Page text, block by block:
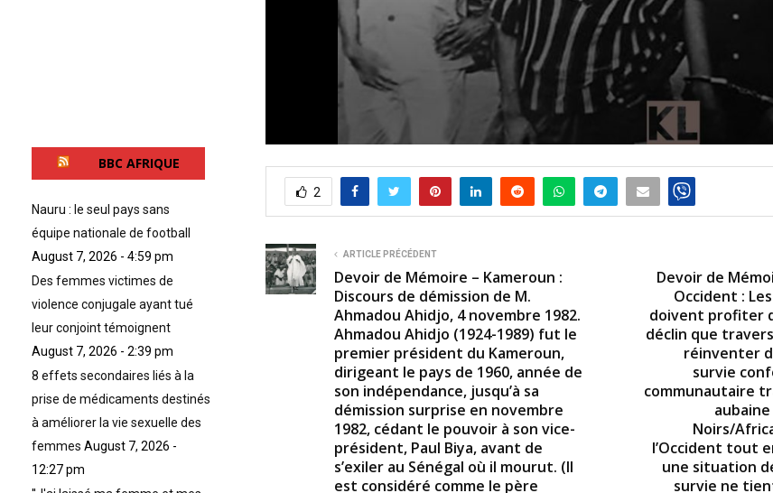
s
s
o
f
2
2
ARTICLE PRÉCÉDENT
Devoir de Mémoire – Kameroun :
Discours de démission de M.
Ahmadou Ahidjo, 4 novembre 1982.
Ahmadou Ahidjo (1924-1989) fut le
premier président du Kameroun,
dirigeant le pays de 1960, année de
son indépendance, jusqu’à sa
démission surprise en novembre
1982, cédant le pouvoir à son vice-
président, Paul Biya, avant de
s’exiler au Sénégal où il mourut. (Il
est considéré comme le père
Devoir de
Occident :
doivent profiter
déclin que
réinventer
survie
communautaire
Noirs/
l’Occident tout
une situation
survie ne
BBC AFRIQUE
Nauru : le seul pays sans
équipe nationale de football
August 7, 2026 - 4:59 pm
Des femmes victimes de
violence conjugale ayant tué
leur conjoint témoignent
August 7, 2026 - 2:39 pm
8 effets secondaires liés à la
prise de médicaments destinés
à améliorer la vie sexuelle des
femmes August 7, 2026 -
12:27 pm